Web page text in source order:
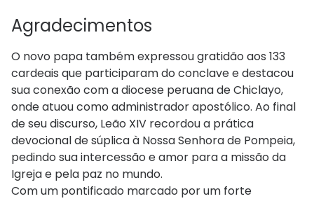
Agradecimentos
O novo papa também expressou gratidão aos 133
cardeais que participaram do conclave e destacou
sua conexão com a diocese peruana de Chiclayo,
onde atuou como administrador apostólico. Ao final
de seu discurso, Leão XIV recordou a prática
devocional de súplica à Nossa Senhora de Pompeia,
pedindo sua intercessão e amor para a missão da
Igreja e pela paz no mundo.
Com um pontificado marcado por um forte